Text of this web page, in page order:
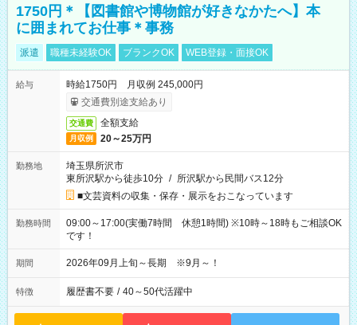
1750円＊【図書館や博物館が好きなかたへ】本
に囲まれてお仕事＊事務
派遣 職種未経験OK ブランクOK WEB登録・面接OK
給与
時給1750円 月収例 245,000円
交通費別途支給あり
交通費 全額支給
月収例 20～25万円
勤務地
埼玉県所沢市
東所沢駅から徒歩10分 / 所沢駅から民間バス12分
■文芸資料の収集・保存・展示をおこなっています
勤務時間
09:00～17:00(実働7時間 休憩1時間) ※10時～18時もご相談OK
です！
期間 2026年09月上旬～長期 ※9月～！
特徴 履歴書不要 / 40～50代活躍中